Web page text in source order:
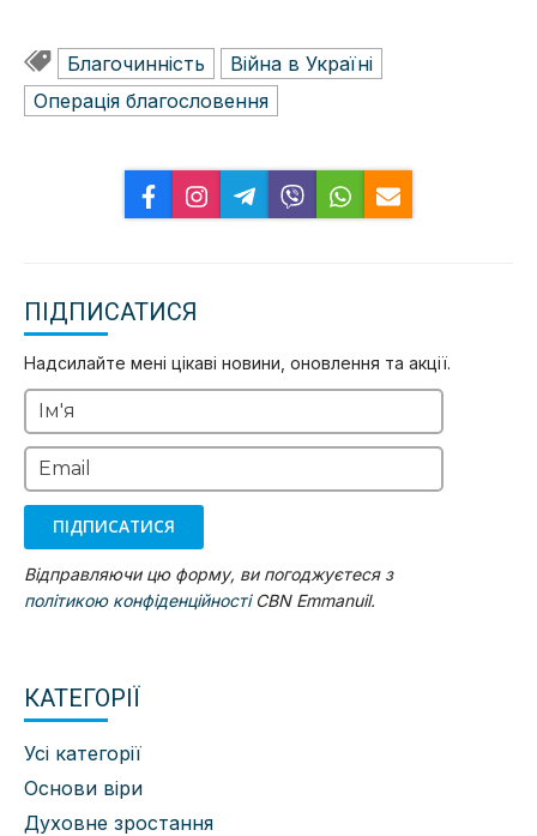
Благочинність
Війна в Україні
Операція благословeння
ПІДПИСАТИСЯ
Надсилайте мені цікаві новини, оновлення та акції.
Ім'я
Email
ПІДПИСАТИСЯ
Відправляючи цю форму, ви погоджуєтеся з
політикою конфіденційностіCBN Emmanuil.
КАТЕГОРІЇ
Усі категорії
Основи віри
Духовне зростання